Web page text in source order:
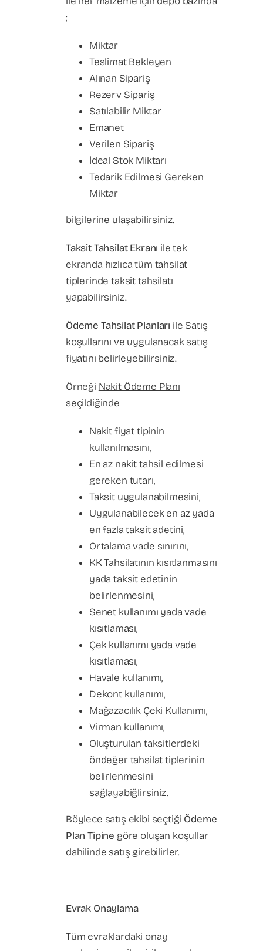
;
Miktar
Teslimat Bekleyen
Alınan Sipariş
Rezerv Sipariş
Satılabilir Miktar
Emanet
Verilen Sipariş
İdeal Stok Miktarı
Tedarik Edilmesi Gereken
Miktar
bilgilerine ulaşabilirsiniz.
Taksit Tahsilat Ekranı ile tek
ekranda hızlıca tüm tahsilat
tiplerinde taksit tahsilatı
yapabilirsiniz.
Ödeme Tahsilat Planları ile Satış
koşullarını ve uygulanacak satış
fiyatını belirleyebilirsiniz.
Örneği Nakit Ödeme Planı
seçildiğinde
Nakit fiyat tipinin
kullanılmasını,
En az nakit tahsil edilmesi
gereken tutarı,
Taksit uygulanabilmesini,
Uygulanabilecek en az yada
en fazla taksit adetini,
Ortalama vade sınırını,
KK Tahsilatının kısıtlanmasını
yada taksit edetinin
belirlenmesini,
Senet kullanımı yada vade
kısıtlaması,
Çek kullanımı yada vade
kısıtlaması,
Havale kullanımı,
Dekont kullanımı,
Mağazacılık Çeki Kullanımı,
Virman kullanımı,
Oluşturulan taksitlerdeki
öndeğer tahsilat tiplerinin
belirlenmesini
sağlayabiğlirsiniz.
Böylece satış ekibi seçtiği Ödeme
Plan Tipine göre oluşan koşullar
dahilinde satış girebilirler.
Evrak Onaylama
Tüm evraklardaki onay